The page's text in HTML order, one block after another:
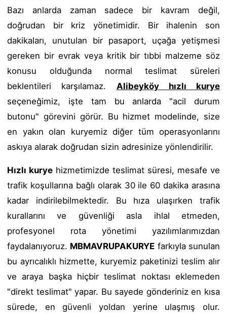
Bazı anlarda zaman sadece bir kavram değil,
doğrudan bir kriz yönetimidir. Bir ihalenin son
dakikaları, unutulan bir pasaport, uçağa yetişmesi
gereken bir evrak veya kritik bir tıbbi malzeme söz
konusu olduğunda normal teslimat süreleri
beklentileri karşılamaz. Alibeyköy hızlı kurye
seçeneğimiz, işte tam bu anlarda "acil durum
butonu" görevini görür. Bu hizmet modelinde, size
en yakın olan kuryemiz diğer tüm operasyonlarını
askıya alarak doğrudan sizin adresinize yönlendirilir.
Hızlı kurye hizmetimizde teslimat süresi, mesafe ve
trafik koşullarına bağlı olarak 30 ile 60 dakika arasına
kadar indirilebilmektedir. Bu hıza ulaşırken trafik
kurallarını ve güvenliği asla ihlal etmeden,
profesyonel rota yönetimi yazılımlarımızdan
faydalanıyoruz. MBMAVRUPAKURYE farkıyla sunulan
bu ayrıcalıklı hizmette, kuryemiz paketinizi teslim alır
ve araya başka hiçbir teslimat noktası eklemeden
"direkt teslimat" yapar. Bu sayede gönderiniz en kısa
sürede, en güvenli yoldan yerine ulaşmış olur.